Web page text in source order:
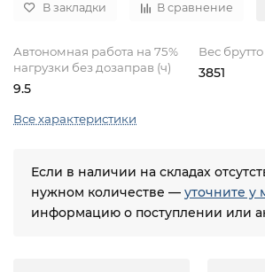
В закладки В сравнение
Автономная работа на 75%
нагрузки без дозаправ (ч)
9.5
Вес брутто
3851
Все характеристики
Если в наличии на складах
нужном количестве — уточните у
информацию о поступлении или